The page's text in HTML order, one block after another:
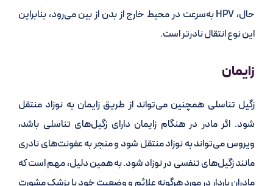
حال، HPV به‌سرعت در محیط خارج از بدن از بین می‌رود، بنابراین
این نوع انتقال نادرتر است.
زایمان
زگیل تناسلی همچنین می‌تواند از طریق زایمان به نوزاد منتقل
شود. اگر مادر در هنگام زایمان دارای زگیل‌های تناسلی باشد،
ویروس می‌تواند به نوزاد منتقل شود و منجر به عفونت‌های نادری
مانند زگیل‌های تنفسی در نوزاد شود. به همین دلیل، مهم است که
مادران باردار در مورد هرگونه علائم و وضعیت خود با پزشک مشورت